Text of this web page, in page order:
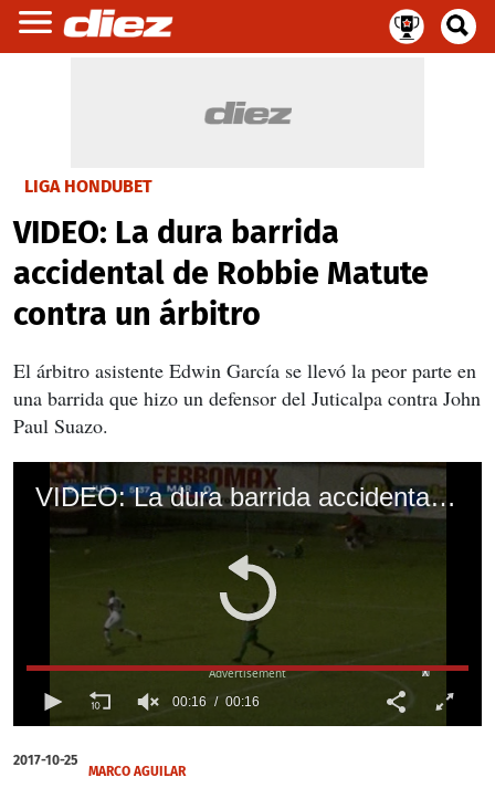
LIGA HONDUBET
VIDEO: La dura barrida
accidental de Robbie Matute
contra un árbitro
El árbitro asistente Edwin García se llevó la peor parte en
una barrida que hizo un defensor del Juticalpa contra John
Paul Suazo.
VIDEO: La dura barrida accidental de Robbie Matute contra un árbitro
seconds
of
00:16 00:16
X
2017-10-25
MARCO AGUILAR